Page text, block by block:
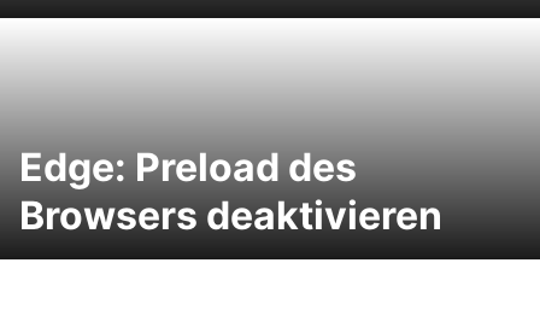
Edge: Preload des
Browsers deaktivieren